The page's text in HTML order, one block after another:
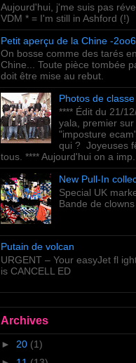
Aujourd'hui, j'me suis pas
VDM * = I'm still in Ashford (!)
Petit aperçu de la Chine -
On bosse comme des tarés en
Chine... Toute pièce tombée
doit être mise au rebut.
Photos de classe
**** Édit du 21/
yala, premier sur
"imposture
qui ? Joyeuses
tous. **** Aujourd'hui on a imp...
New Pull-In
Special UK
Bande de clowns
Putain de volcan
URGENT – Your easyJet fl
is CANCELL ED
Archives
► 20 (1)